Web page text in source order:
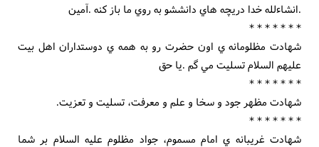
.انشاءلله خدا دريچه هاي دانششو به روي ما باز كنه .آمين
* * * * * * *
شهادت مظلومانه ي اون حضرت رو به همه ي دوستداران اهل بيت
عليهم السلام تسليت مي گم .يا حق
* * * * * * *
شهادت مظهر جود و سخا و علم و معرفت، تسليت و تعزيت.
* * * * * * *
شهادت غريبانه ي امام مسموم، جواد مظلوم عليه السلام بر شما